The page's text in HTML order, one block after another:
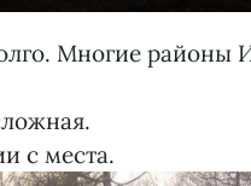
Многие районы
с места.